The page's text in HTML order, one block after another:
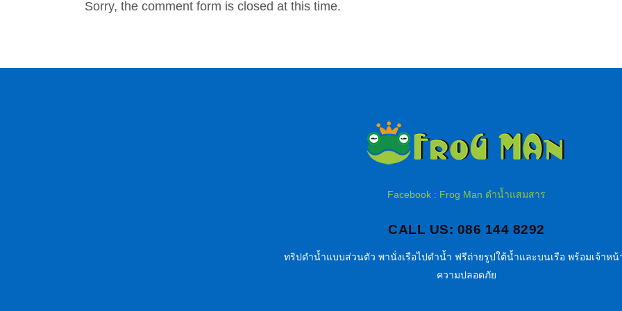
Sorry, the comment form is closed at this time.
Facebook : Frog Man ดำน้ำแสมสาร
CALL US: 086 144 8292
ทริปดำน้ำแบบส่วนตัว พานั่งเรือไปดำน้ำ ฟรีถ่ายรูปใต้น้ำและบนเรือ พร้อมเจ้าห
ความปลอดภัย